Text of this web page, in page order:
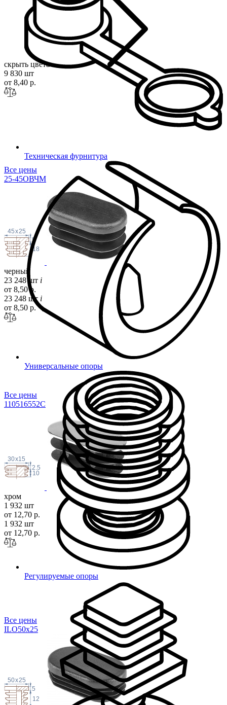
Техническая фурнитура
Универсальные опоры
Регулируемые опоры
скрыть цвета
9 830 шт
от 8,40 р.
Все цены
25-45ОВЧМ
5
18
45x25
черный
23 248 шт i
от 8,50 р.
23 248 шт i
от 8,50 р.
Все цены
110516552C
2.5
10
15
x
30
хром
1 932 шт
от 12,70 р.
1 932 шт
от 12,70 р.
Все цены
ILO50x25
5
12
25
x
50